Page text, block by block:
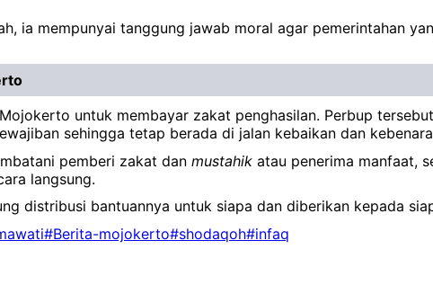
ia mempunyai tanggung jawab moral agar pemerintahan
untuk membayar zakat penghasilan. Perbup
sehingga tetap berada di jalan kebaikan dan
pemberi zakat dan mustahik atau penerima manfaat,
langsung.
distribusi bantuannya untuk siapa dan diberikan kepada
#Berita-mojokerto#shodaqoh#infaq